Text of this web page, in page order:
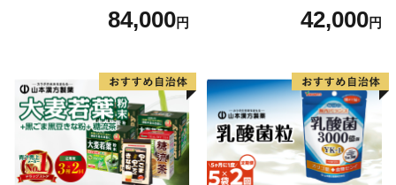
84,000円 42,000円